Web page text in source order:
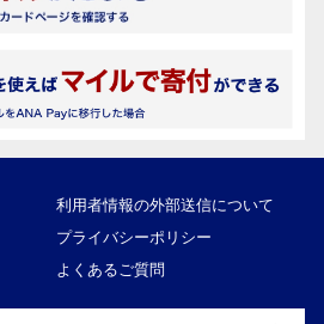
利用者情報の外部送信について
プライバシーポリシー
よくあるご質問